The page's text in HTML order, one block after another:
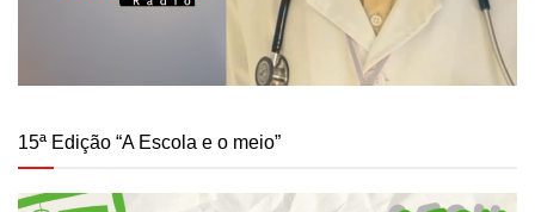
15ª Edição “A Escola e o meio”